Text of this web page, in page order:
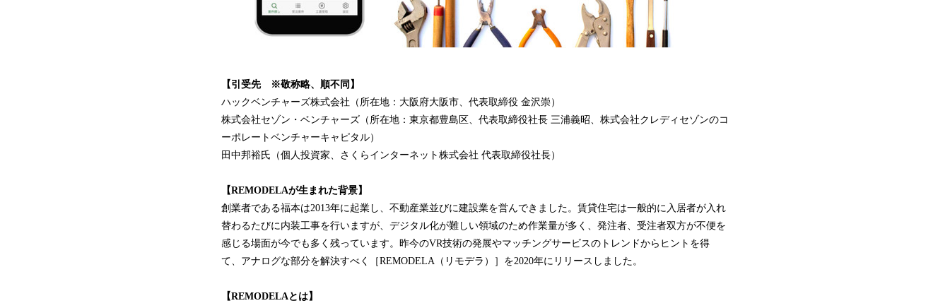
【引受先 ※敬称略、順不同】
ハックベンチャーズ株式会社（所在地：大阪府大阪市、代表取締役 金沢崇）
株式会社セゾン・ベンチャーズ（所在地：東京都豊島区、代表取締役社長 三浦義昭、株式会社クレディセゾンのコ
ーポレートベンチャーキャピタル）
田中邦裕氏（個人投資家、さくらインターネット株式会社 代表取締役社長）
【REMODELAが生まれた背景】
創業者である福本は2013年に起業し、不動産業並びに建設業を営んできました。賃貸住宅は一般的に入居者が入れ
替わるたびに内装工事を行いますが、デジタル化が難しい領域のため作業量が多く、発注者、受注者双方が不便を
感じる場面が今でも多く残っています。昨今のVR技術の発展やマッチングサービスのトレンドからヒントを得
て、アナログな部分を解決すべく［REMODELA（リモデラ）］を2020年にリリースしました。
【REMODELAとは】